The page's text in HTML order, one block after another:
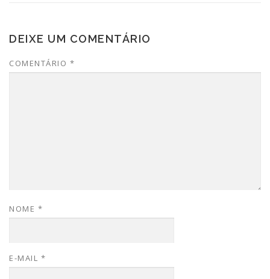
DEIXE UM COMENTÁRIO
COMENTÁRIO *
NOME *
E-MAIL *